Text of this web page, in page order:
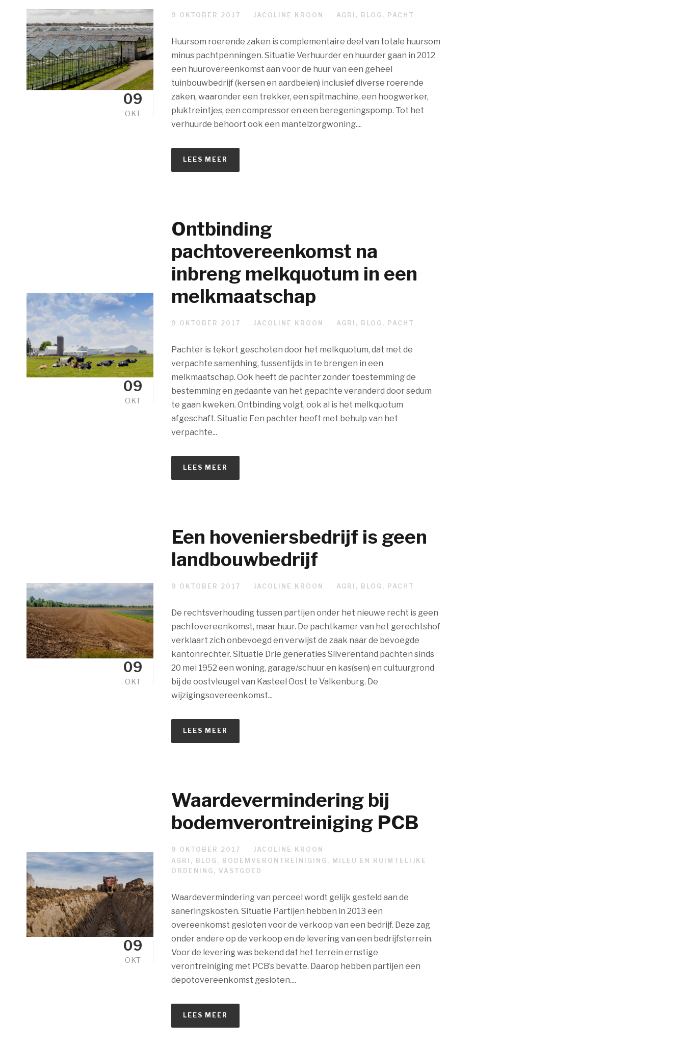
09
OKT
9 OKTOBER 2017 JACOLINE KROON AGRI , BLOG , PACHT
Huursom roerende zaken is complementaire deel van totale huursom
minus pachtpenningen. Situatie Verhuurder en huurder gaan in 2012
een huurovereenkomst aan voor de huur van een geheel
tuinbouwbedrijf (kersen en aardbeien) inclusief diverse roerende
zaken, waaronder een trekker, een spitmachine, een hoogwerker,
pluktreintjes, een compressor en een beregeningspomp. Tot het
verhuurde behoort ook een mantelzorgwoning....
LEES MEER
09
OKT
Ontbinding
pachtovereenkomst na
inbreng melkquotum in een
melkmaatschap
9 OKTOBER 2017 JACOLINE KROON AGRI , BLOG , PACHT
Pachter is tekort geschoten door het melkquotum, dat met de
verpachte samenhing, tussentijds in te brengen in een
melkmaatschap. Ook heeft de pachter zonder toestemming de
bestemming en gedaante van het gepachte veranderd door sedum
te gaan kweken. Ontbinding volgt, ook al is het melkquotum
afgeschaft. Situatie Een pachter heeft met behulp van het
verpachte...
LEES MEER
09
OKT
Een hoveniersbedrijf is geen
landbouwbedrijf
9 OKTOBER 2017 JACOLINE KROON AGRI , BLOG , PACHT
De rechtsverhouding tussen partijen onder het nieuwe recht is geen
pachtovereenkomst, maar huur. De pachtkamer van het gerechtshof
verklaart zich onbevoegd en verwijst de zaak naar de bevoegde
kantonrechter. Situatie Drie generaties Silverentand pachten sinds
20 mei 1952 een woning, garage/schuur en kas(sen) en cultuurgrond
bij de oostvleugel van Kasteel Oost te Valkenburg. De
wijzigingsovereenkomst...
LEES MEER
09
OKT
Waardevermindering bij
bodemverontreiniging PCB
9 OKTOBER 2017
JACOLINE KROON
AGRI , BLOG , BODEMVERONTREINIGING ,
MILEU EN RUIMTELIJKE
ORDENING , VASTGOED
Waardevermindering van perceel wordt gelijk gesteld aan de
saneringskosten. Situatie Partijen hebben in 2013 een
overeenkomst gesloten voor de verkoop van een bedrijf. Deze zag
onder andere op de verkoop en de levering van een bedrijfsterrein.
Voor de levering was bekend dat het terrein ernstige
verontreiniging met PCB’s bevatte. Daarop hebben partijen een
depotovereenkomst gesloten....
LEES MEER